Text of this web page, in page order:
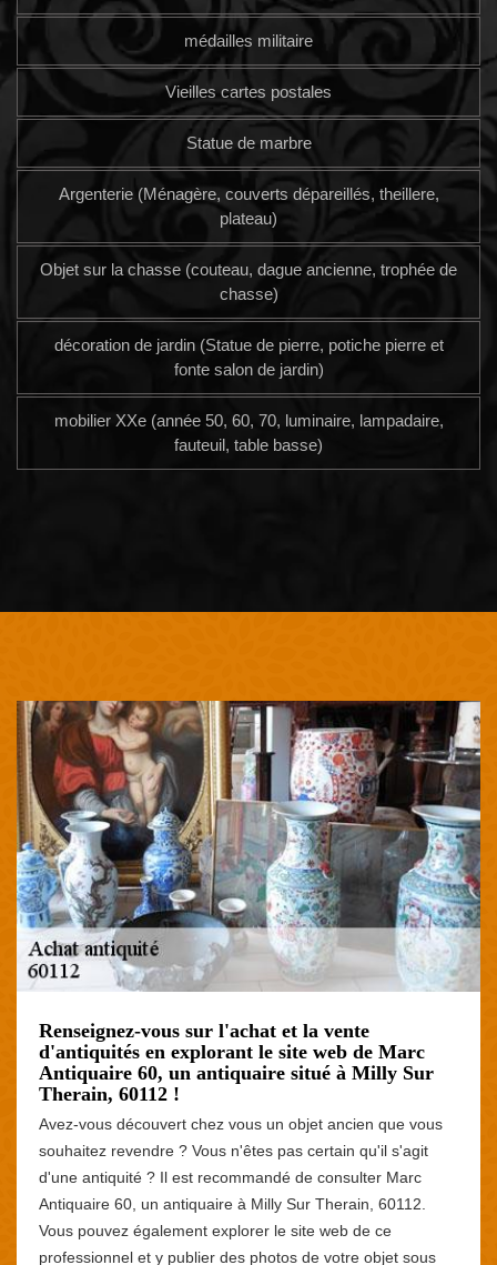
médailles militaire
Vieilles cartes postales
Statue de marbre
Argenterie (Ménagère, couverts dépareillés, theillere,
plateau)
Objet sur la chasse (couteau, dague ancienne, trophée de
chasse)
décoration de jardin (Statue de pierre, potiche pierre et
fonte salon de jardin)
mobilier XXe (année 50, 60, 70, luminaire, lampadaire,
fauteuil, table basse)
Renseignez-vous sur l'achat et la vente
d'antiquités en explorant le site web de Marc
Antiquaire 60, un antiquaire situé à Milly Sur
Therain, 60112 !
Avez-vous découvert chez vous un objet ancien que vous
souhaitez revendre ? Vous n'êtes pas certain qu'il s'agit
d'une antiquité ? Il est recommandé de consulter Marc
Antiquaire 60, un antiquaire à Milly Sur Therain, 60112.
Vous pouvez également explorer le site web de ce
professionnel et y publier des photos de votre objet sous